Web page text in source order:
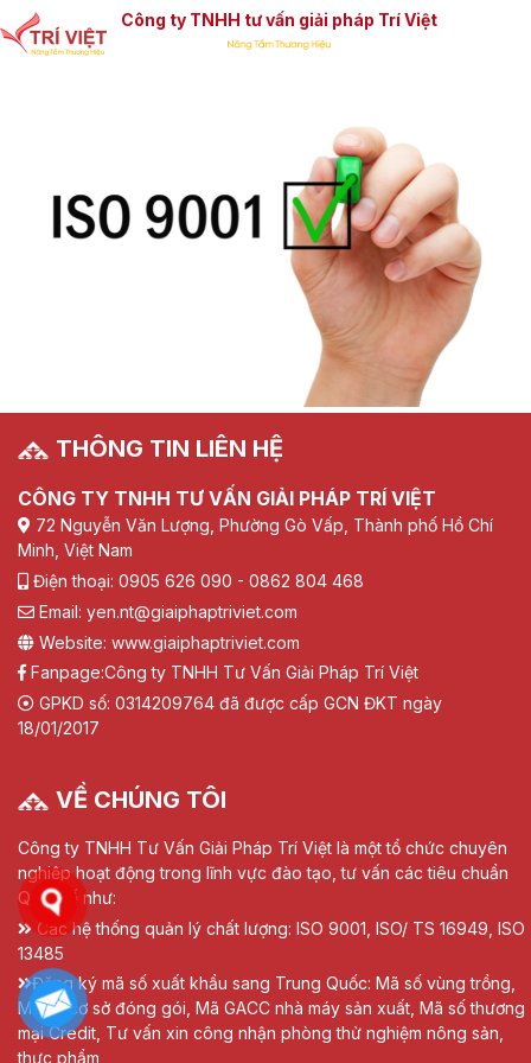
Công ty TNHH tư vấn giải pháp Trí Việt
THÔNG TIN LIÊN HỆ
CÔNG TY TNHH TƯ VẤN GIẢI PHÁP TRÍ VIỆT
72 Nguyễn Văn Lượng, Phường Gò Vấp, Thành phố Hồ Chí
Minh, Việt Nam
Điện thoại: 0905 626 090 - 0862 804 468
Email: yen.nt@giaiphaptriviet.com
Website: www.giaiphaptriviet.com
Fanpage:Công ty TNHH Tư Vấn Giải Pháp Trí Việt
GPKD số: 0314209764 đã được cấp GCN ĐKT ngày
18/01/2017
VỀ CHÚNG TÔI
Công ty TNHH Tư Vấn Giải Pháp Trí Việt là một tổ chức chuyên
nghiệp hoạt động trong lĩnh vực đào tạo, tư vấn các tiêu chuẩn
Quốc tế như:
Các hệ thống quản lý chất lượng: ISO 9001, ISO/ TS 16949, ISO
13485
Đăng ký mã số xuất khẩu sang Trung Quốc: Mã số vùng trồng,
Mã số cơ sở đóng gói, Mã GACC nhà máy sản xuất, Mã số thương
mại Credit, Tư vấn xin công nhận phòng thử nghiệm nông sản,
thực phẩm